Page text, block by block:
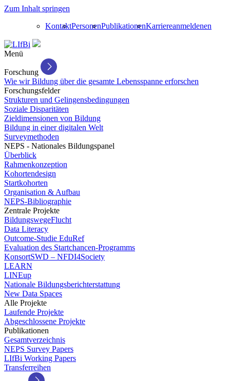
Zum Inhalt springen
KontaktPersonenPublikationenKarriereanmeldenen
Menü
Forschung
Wie wir Bildung über die gesamte Lebensspanne erforschen
Forschungsfelder
Strukturen und Gelingensbedingungen
Soziale Disparitäten
Zieldimensionen von Bildung
Bildung in einer digitalen Welt
Surveymethoden
NEPS - Nationales Bildungspanel
Überblick
Rahmenkonzeption
Kohortendesign
Startkohorten
Organisation & Aufbau
NEPS-Bibliographie
Zentrale Projekte
BildungswegeFlucht
Data Literacy
Outcome-Studie EduRef
Evaluation des Startchancen-Programms
KonsortSWD – NFDI4Society
LEARN
LINEup
Nationale Bildungsberichterstattung
New Data Spaces
Alle Projekte
Laufende Projekte
Abgeschlossene Projekte
Publikationen
Gesamtverzeichnis
NEPS Survey Papers
LIfBi Working Papers
Transferreihen